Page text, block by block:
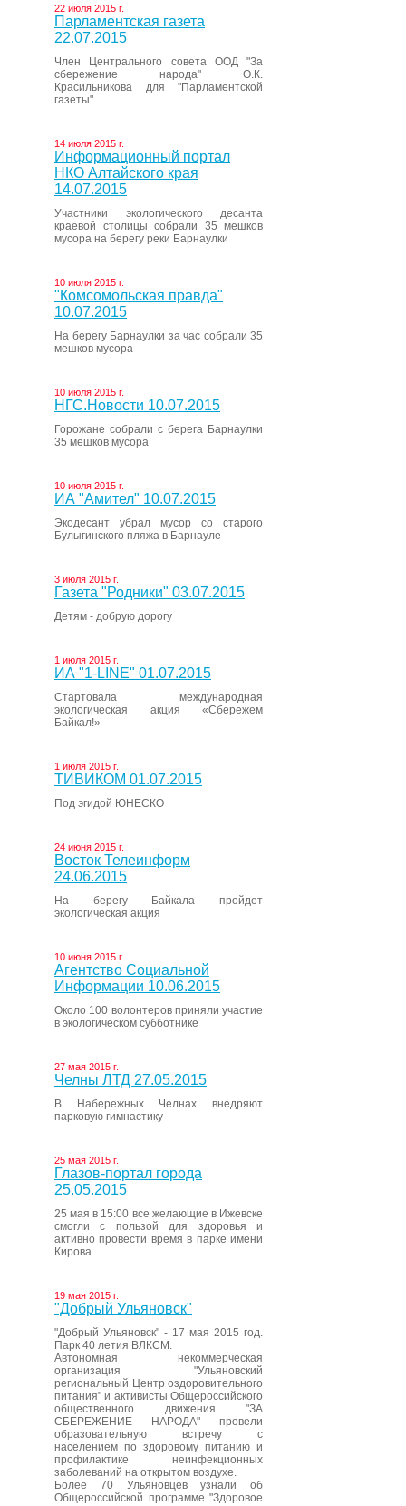
22 июля 2015 г.
Парламентская газета
22.07.2015
Член Центрального совета ООД "За
сбережение народа" О.К.
Красильникова для "Парламентской
газеты"
14 июля 2015 г.
Информационный портал
НКО Алтайского края
14.07.2015
Участники экологического десанта
краевой столицы собрали 35 мешков
мусора на берегу реки Барнаулки
10 июля 2015 г.
"Комсомольская правда"
10.07.2015
На берегу Барнаулки за час собрали 35
мешков мусора
10 июля 2015 г.
НГС.Новости 10.07.2015
Горожане собрали с берега Барнаулки
35 мешков мусора
10 июля 2015 г.
ИА "Амител" 10.07.2015
Экодесант убрал мусор со старого
Булыгинского пляжа в Барнауле
3 июля 2015 г.
Газета "Родники" 03.07.2015
Детям - добрую дорогу
1 июля 2015 г.
ИА "1-LINE" 01.07.2015
Стартовала международная
экологическая акция «Сбережем
Байкал!»
1 июля 2015 г.
ТИВИКОМ 01.07.2015
Под эгидой ЮНЕСКО
24 июня 2015 г.
Восток Телеинформ
24.06.2015
На берегу Байкала пройдет
экологическая акция
10 июня 2015 г.
Агентство Социальной
Информации 10.06.2015
Около 100 волонтеров приняли участие
в экологическом субботнике
27 мая 2015 г.
Челны ЛТД 27.05.2015
В Набережных Челнах внедряют
парковую гимнастику
25 мая 2015 г.
Глазов-портал города
25.05.2015
25 мая в 15:00 все желающие в Ижевске
смогли с пользой для здоровья и
активно провести время в парке имени
Кирова.
19 мая 2015 г.
"Добрый Ульяновск"
"Добрый Ульяновск" - 17 мая 2015 год.
Парк 40 летия ВЛКСМ.
Автономная некоммерческая
организация "Ульяновский
региональный Центр оздоровительного
питания" и активисты Общероссийского
общественного движения "ЗА
СБЕРЕЖЕНИЕ НАРОДА" провели
образовательную встречу с
населением по здоровому питанию и
профилактике неинфекционных
заболеваний на открытом воздухе.
Более 70 Ульяновцев узнали об
Общероссийской программе "Здоровое